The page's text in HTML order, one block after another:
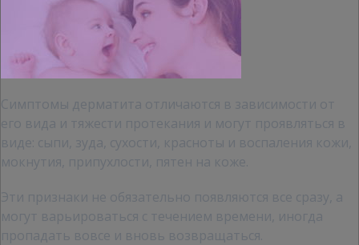
Симптомы дерматита отличаются в зависимости от
его вида и тяжести протекания и могут проявляться в
виде: сыпи, зуда, сухости, красноты и воспаления кожи,
мокнутия, припухлости, пятен на коже.
Эти признаки не обязательно появляются все сразу, а
могут варьироваться с течением времени, иногда
пропадать вовсе и вновь возвращаться.